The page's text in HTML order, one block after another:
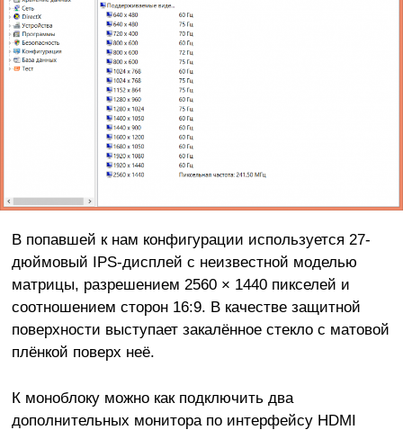
В попавшей к нам конфигурации используется 27-
дюймовый IPS-дисплей с неизвестной моделью
матрицы, разрешением 2560 × 1440 пикселей и
соотношением сторон 16:9. В качестве защитной
поверхности выступает закалённое стекло с матовой
плёнкой поверх неё.
К моноблоку можно как подключить два
дополнительных монитора по интерфейсу HDMI